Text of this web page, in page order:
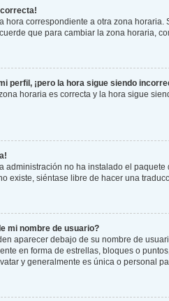
correcta!
hora correspondiente a otra zona
que para cambiar la zona horaria,
perfil, ¡pero la hora sigue siendo
horaria es correcta y la hora sigue
administración no ha instalado el
existe, siéntase libre de hacer una
mi nombre de usuario?
aparecer debajo de su nombre de
en forma de estrellas, bloques o
y generalmente es única o personal